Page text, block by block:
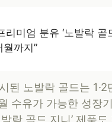
리미엄 분유 ‘노발락 골
까지”
된 노발락 골드는 1·2
수유가 가능한 성장
락 골드 지니’ 제품